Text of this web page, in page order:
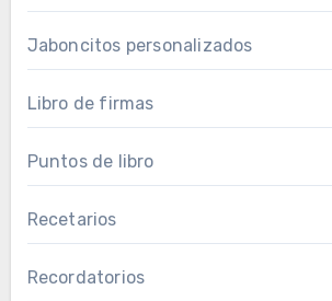
Jaboncitos personalizados
Libro de firmas
Puntos de libro
Recetarios
Recordatorios